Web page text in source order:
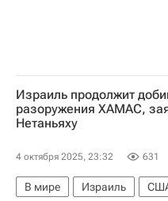
Израиль продолжит
разоружения ХАМАС,
Нетаньяху
4 октября 2025, 23:32 631
В мире Израиль